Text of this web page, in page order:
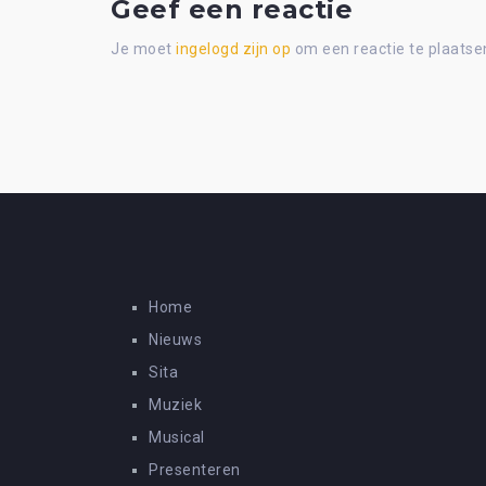
Geef een reactie
Je moet ingelogd zijn op om een reactie te
Home
Nieuws
Sita
Muziek
Musical
Presenteren